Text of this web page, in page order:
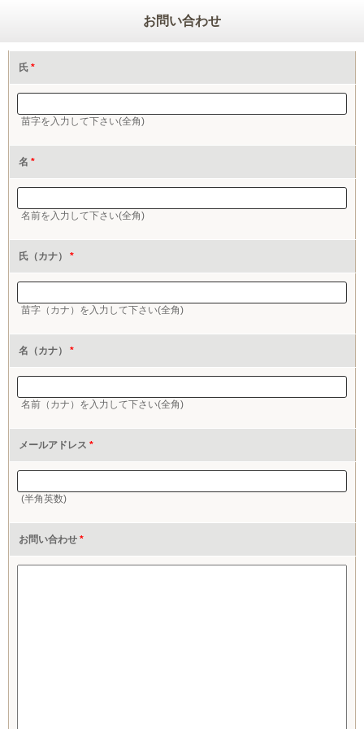
お問い合わせ
氏 *
苗字を入力して下さい(全角)
名 *
名前を入力して下さい(全角)
氏（カナ） *
苗字（カナ）を入力して下さい(全角)
名（カナ） *
名前（カナ）を入力して下さい(全角)
メールアドレス *
(半角英数)
お問い合わせ *